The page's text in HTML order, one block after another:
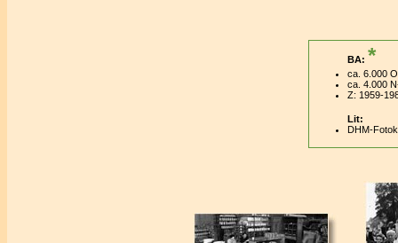
BA: *
ca. 6.000
ca. 4.000
Z: 1959-
Lit:
DHM-